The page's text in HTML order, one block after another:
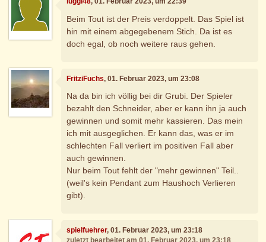
Beim Tout ist der Preis verdoppelt. Das Spiel ist
hin mit einem abgegebenem Stich. Da ist es
doch egal, ob noch weitere raus gehen.
FritziFuchs, 01. Februar 2023, um 23:08
Na da bin ich völlig bei dir Grubi. Der Spieler
bezahlt den Schneider, aber er kann ihn ja auch
gewinnen und somit mehr kassieren. Das mein
ich mit ausgeglichen. Er kann das, was er im
schlechten Fall verliert im positiven Fall aber
auch gewinnen.
Nur beim Tout fehlt der "mehr gewinnen" Teil..
(weil's kein Pendant zum Haushoch Verlieren
gibt).
spielfuehrer, 01. Februar 2023, um 23:18
zuletzt bearbeitet am 01. Februar 2023, um 23:18